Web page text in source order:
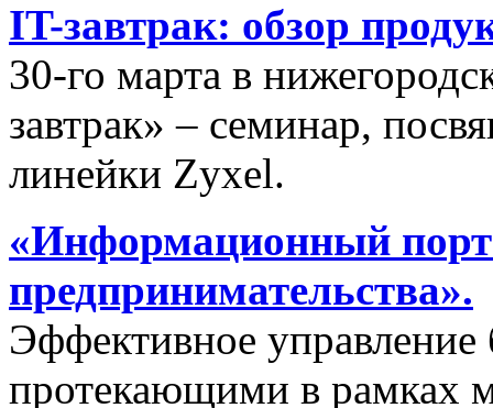
IT-завтрак: обзор
30-го марта в
завтрак» – семинар,
линейки Zyxel.
«Информационный
предпринимательства».
Эффективное управление
протекающими в рамках